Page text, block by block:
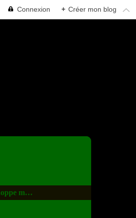
Connexion + Créer mon blog
BOUTIQUE ~ L'échoppe magique